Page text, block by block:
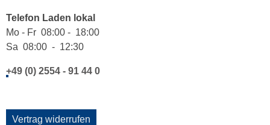
Telefon Laden lokal
Mo - Fr 08:00 - 18:00
Sa 08:00 - 12:30
+49 (0) 2554 - 91 44 0
Vertrag widerrufen